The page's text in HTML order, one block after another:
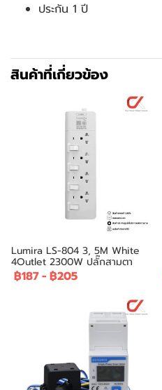
ประกัน 1 ปี
สินค้าที่เกี่ยวข้อง
Lumira LS-804 3, 5M White
4Outlet 2300W ปลั๊กสามตา
฿187- ฿205